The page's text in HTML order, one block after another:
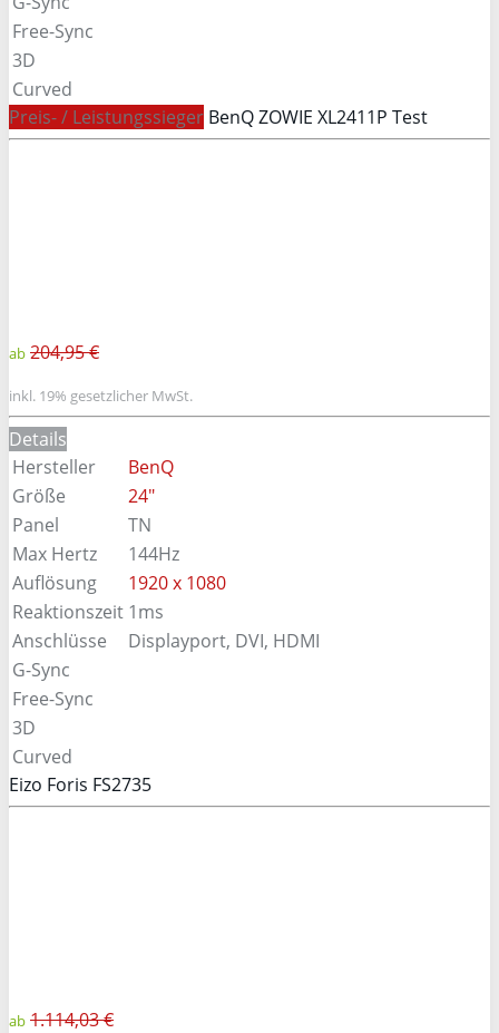
Free-Sync
3D
Curved
Preis- / Leistungssieger BenQ ZOWIE XL2411P Test
ab 204,95 €
inkl. 19% gesetzlicher MwSt.
Details
Hersteller
BenQ
Größe
24"
Panel
TN
Max Hertz
144Hz
Auflösung
1920 x 1080
Reaktionszeit 1ms
Anschlüsse
Displayport, DVI, HDMI
G-Sync
Free-Sync
3D
Curved
Eizo Foris FS2735
ab 1.114,03 €